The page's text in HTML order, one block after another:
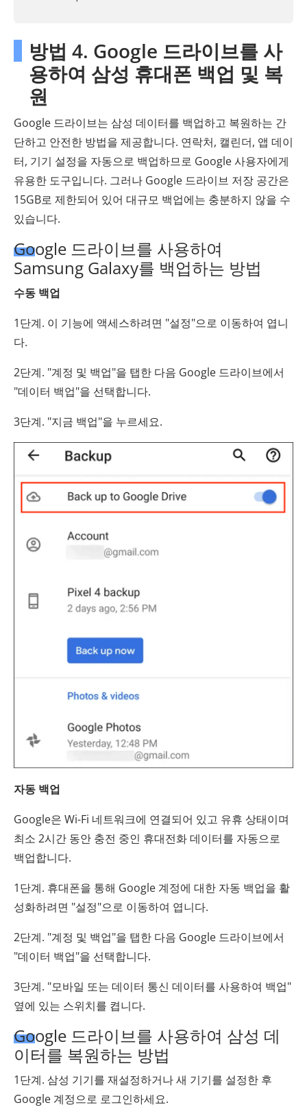
방법 4. Google 드라이브를 사
용하여 삼성 휴대폰 백업 및 복
원
Google 드라이브는 삼성 데이터를 백업하고 복원하는 간
단하고 안전한 방법을 제공합니다. 연락처, 캘린더, 앱 데이
터, 기기 설정을 자동으로 백업하므로 Google 사용자에게
유용한 도구입니다. 그러나 Google 드라이브 저장 공간은
15GB로 제한되어 있어 대규모 백업에는 충분하지 않을 수
있습니다.
Google 드라이브를 사용하여
Samsung Galaxy를 백업하는 방법
수동 백업
1단계. 이 기능에 액세스하려면 "설정"으로 이동하여 엽니
다.
2단계. "계정 및 백업"을 탭한 다음 Google 드라이브에서
"데이터 백업"을 선택합니다.
3단계. "지금 백업"을 누르세요.
자동 백업
Google은 Wi-Fi 네트워크에 연결되어 있고 유휴 상태이며
최소 2시간 동안 충전 중인 휴대전화 데이터를 자동으로
백업합니다.
1단계. 휴대폰을 통해 Google 계정에 대한 자동 백업을 활
성화하려면 "설정"으로 이동하여 엽니다.
2단계. "계정 및 백업"을 탭한 다음 Google 드라이브에서
"데이터 백업"을 선택합니다.
3단계. "모바일 또는 데이터 통신 데이터를 사용하여 백업"
옆에 있는 스위치를 켭니다.
Google 드라이브를 사용하여 삼성 데
이터를 복원하는 방법
1단계. 삼성 기기를 재설정하거나 새 기기를 설정한 후
Google 계정으로 로그인하세요.